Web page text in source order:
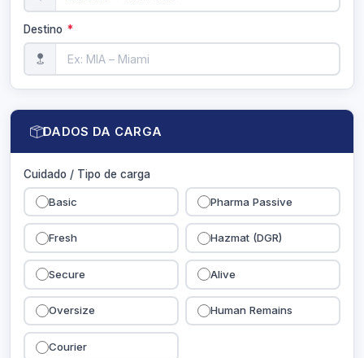
Destino *
DADOS DA CARGA
Cuidado / Tipo de carga
Basic Pharma Passive
Fresh Hazmat (DGR)
Secure Alive
Oversize Human Remains
Courier